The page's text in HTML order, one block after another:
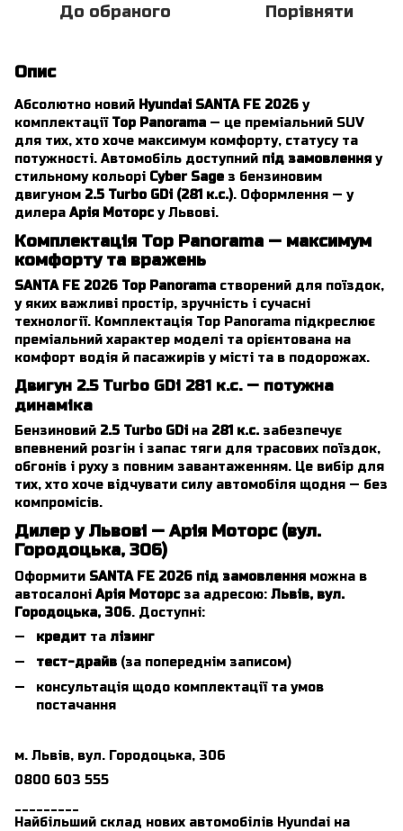
До обраного Порівняти
Опис
Абсолютно новий Hyundai SANTA FE 2026 у
комплектації Top Panorama — це преміальний SUV
для тих, хто хоче максимум комфорту, статусу та
потужності. Автомобіль доступний під замовлення у
стильному кольорі Cyber Sage з бензиновим
двигуном 2.5 Turbo GDi (281 к.с.). Оформлення — у
дилера Арія Моторс у Львові.
Комплектація Top Panorama — максимум
комфорту та вражень
SANTA FE 2026 Top Panorama створений для поїздок,
у яких важливі простір, зручність і сучасні
технології. Комплектація Top Panorama підкреслює
преміальний характер моделі та орієнтована на
комфорт водія й пасажирів у місті та в подорожах.
Двигун 2.5 Turbo GDi 281 к.с. — потужна
динаміка
Бензиновий 2.5 Turbo GDi на 281 к.с. забезпечує
впевнений розгін і запас тяги для трасових поїздок,
обгонів і руху з повним завантаженням. Це вибір для
тих, хто хоче відчувати силу автомобіля щодня — без
компромісів.
Дилер у Львові — Арія Моторс (вул.
Городоцька, 306)
Оформити SANTA FE 2026 під замовлення можна в
автосалоні Арія Моторс за адресою: Львів, вул.
Городоцька, 306. Доступні:
кредит та лізинг
тест-драйв (за попереднім записом)
консультація щодо комплектації та умов
постачання
м. Львів, вул. Городоцька, 306
0800 603 555
Найбільший склад нових автомобілів Hyundai на